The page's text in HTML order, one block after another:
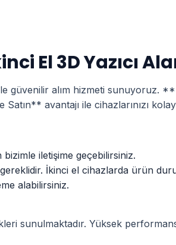
El 3D Yazıcı
güvenilir alım hizmeti sunuyoruz.
avantajı ile cihazlarınızı
iletişime geçebilirsiniz.
İkinci el cihazlarda ürün
alabilirsiniz.
sunulmaktadır. Yüksek